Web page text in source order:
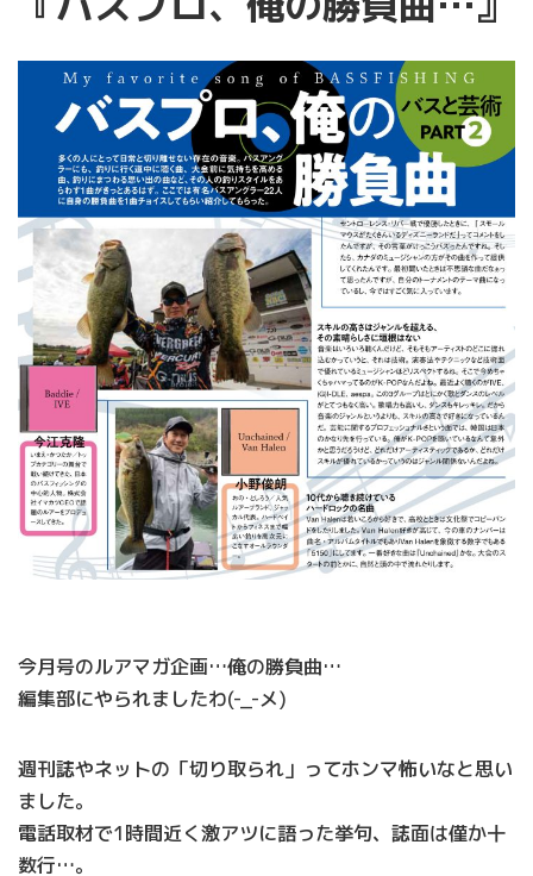
今月号のルアマガ企画…俺の勝負曲…
編集部にやられましたわ(-_-メ)
週刊誌やネットの「切り取られ」ってホンマ怖いなと思い
ました。
電話取材で1時間近く激アツに語った挙句、誌面は僅か十
数行…。